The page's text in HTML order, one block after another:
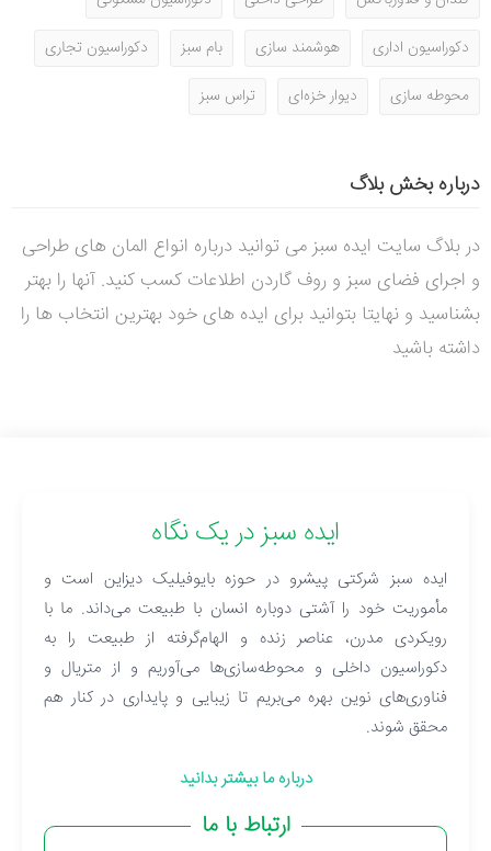
دکوراسیون اداری
هوشمند سازی بام سبز
دکوراسیون تجاری
محوطه سازی
دیوار خزه‌ای تراس سبز
درباره بخش بلاگ
در بلاگ سایت ایده سبز می توانید درباره انواع المان های طراحی
و اجرای فضای سبز و روف گاردن اطلاعات کسب کنید. آنها را بهتر
بشناسید و نهایتا بتوانید برای ایده های خود بهترین انتخاب ها را
داشته باشید
ایده سبز در یک نگاه
ایده سبز شرکتی پیشرو در حوزه بایوفیلیک دیزاین است و
مأموریت خود را آشتی دوباره انسان با طبیعت می‌داند. ما با
رویکردی مدرن، عناصر زنده و الهام‌گرفته از طبیعت را به
دکوراسیون داخلی و محوطه‌سازی‌ها می‌آوریم و از متریال و
فناوری‌های نوین بهره می‌بریم تا زیبایی و پایداری در کنار هم
محقق شوند.
درباره ما بیشتر بدانید
ارتباط با ما